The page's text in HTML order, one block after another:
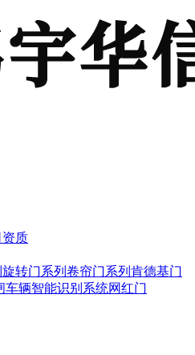
质
旋转门系列 卷帘门系列 肯德基门
车辆智能识别系统网红门